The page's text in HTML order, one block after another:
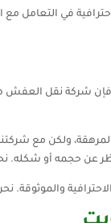
في التعامل
شركة نقل العفش
ولكن مع
عن حجمه أو شكله.